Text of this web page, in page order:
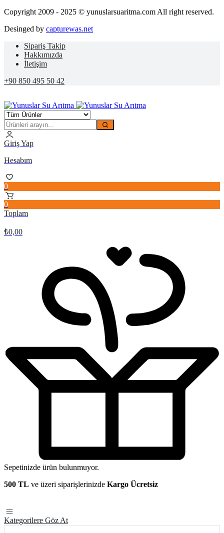
Copyright 2009 - 2025 © yunuslarsuaritma.com All right reserved.
Desinged by capturewas.net
Sipariş Takip
Hakkımızda
İletişim
+90 850 495 50 42
Giriş Yap
Hesabım
0
0
Toplam
₺0,00
Sepetinizde ürün bulunmuyor.
500 TL ve üzeri siparişlerinizde Kargo Ücretsiz
Kategorilere Göz At